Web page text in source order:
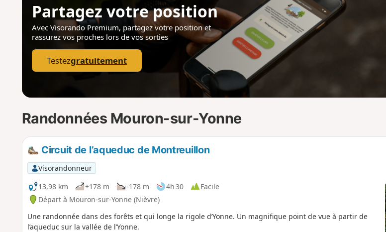
Partagez votre position
Avec Visorando Premium, partagez votre positionet
rassurez vos proches lors de vos sorties
Testezgratuitement
Randonnées Mouron-sur-Yonne
Circuit de l’aqueduc de Montreuillon
Visorandonneur
13,98 km
+178 m -178 m 4h 30
Facile
Départ à Mouron-sur-Yonne (Nièvre)
Une randonnée dans des forêts et qui longe la rigole d’Yonne. Un magnifique point de vue à partir de
l’aqueduc sur la vallée de l’Yonne.